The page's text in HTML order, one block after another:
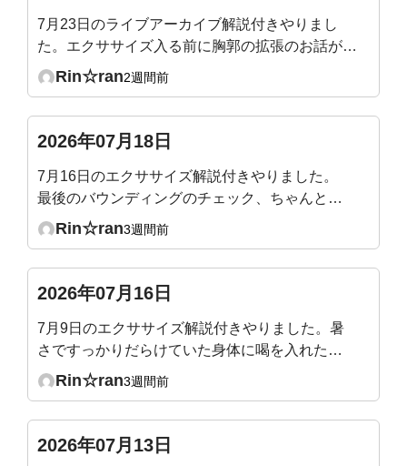
7月23日のライブアーカイブ解説付きやりまし
た。エクササイズ入る前に胸郭の拡張のお話があ
ったので、メジャーで測ってテストしてみたとこ
というのは、普通の呼吸時ではなくて、深呼吸の
時の数値ですか？深呼吸をしても全くそこには届
きそうにないです‥。何となくわかってはいまし
たが、やはりショックでした。
Rin☆ran2週間前
2026年07月18日
7月16日のエクササイズ解説付きやりました。
最後のバウンディングのチェック、ちゃんと腹
圧が入るのを確認できました。最後、バックプ
Rin☆ran3週間前
2026年07月16日
7月9日のエクササイズ解説付きやりました。暑
さですっかりだらけていた身体に喝を入れたよ
うで、シャキッとしました。ぽっこりになって
な？やりやすくなりました。
Rin☆ran3週間前
2026年07月13日